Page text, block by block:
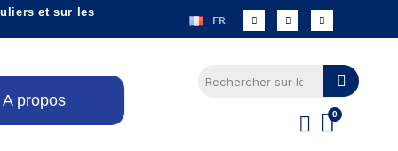
et sur les
FR
A propos